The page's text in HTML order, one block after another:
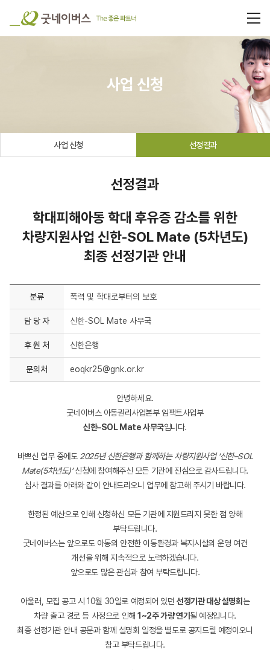
사업 신청
사업 신청 선정결과
선정결과
학대피해아동 학대 후유증 감소를 위한
차량지원사업 신한-SOL Mate (5차년도)
최종 선정기관 안내
분류 폭력 및 학대로부터의 보호
담 당 자 신한-SOL Mate 사무국
후 원 처 신한은행
문의처 eoqkr25@gnk.or.kr
안녕하세요.
굿네이버스 아동권리사업본부 임팩트사업부
신한–SOL Mate 사무국입니다.
바쁘신 업무 중에도 2025년 신한은행과 함께하는 차량지원사업 ‘신한–SOL
Mate(5차년도)’신청에 참여해주신 모든 기관에 진심으로 감사드립니다.
심사 결과를 아래와 같이 안내드리오니 업무에 참고해 주시기 바랍니다.
한정된 예산으로 인해 신청하신 모든 기관에 지원드리지 못한 점 양해
부탁드립니다.
굿네이버스는 앞으로도 아동의 안전한 이동환경과 복지시설의 운영 여건
개선을 위해 지속적으로 노력하겠습니다.
앞으로도 많은 관심과 참여 부탁드립니다.
아울러, 모집 공고 시 10월 30일로 예정되어 있던선정기관 대상 설명회 는
차량 출고 경로 등 사정으로 인해1~2주 가량 연기 될 예정입니다.
최종 선정기관 안내 공문과 함께 설명회 일정을 별도로 공지드릴 예정이오니
참고 부탁드립니다.